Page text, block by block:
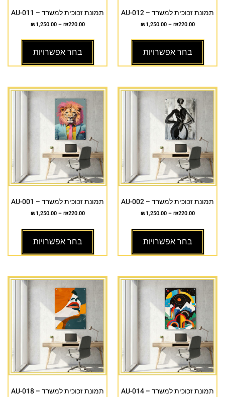
תמונת זכוכית למשרד – AU-012
₪220.00
–
₪1,250.00
בחר אפשרויות
תמונת זכוכית למשרד – AU-011
₪220.00
–
₪1,250.00
בחר אפשרויות
תמונת זכוכית למשרד – AU-002
₪220.00
–
₪1,250.00
בחר אפשרויות
תמונת זכוכית למשרד – AU-001
₪220.00
–
₪1,250.00
בחר אפשרויות
תמונת זכוכית למשרד – AU-014 תמונת זכוכית למשרד – AU-018